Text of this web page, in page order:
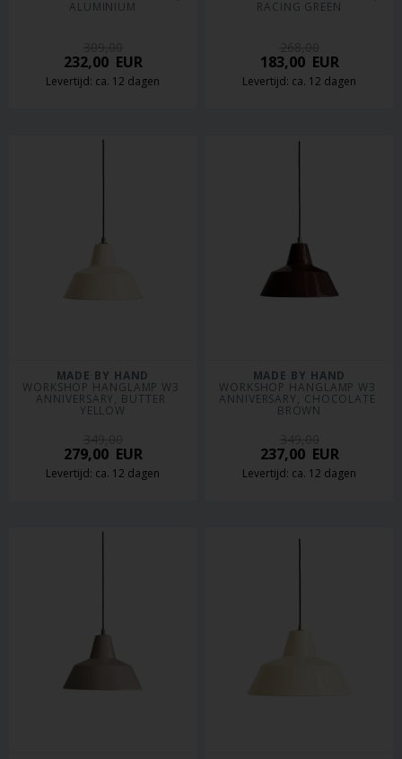
ALUMINIUM
232,00EUR
Levertijd: ca. 12 dagen
RACING GREEN
183,00EUR
Levertijd: ca. 12 dagen
MADE BY HAND
WORKSHOP HANGLAMP W3
ANNIVERSARY, BUTTER
YELLOW
279,00EUR
Levertijd: ca. 12 dagen
MADE BY HAND
WORKSHOP HANGLAMP W3
ANNIVERSARY, CHOCOLATE
BROWN
237,00EUR
Levertijd: ca. 12 dagen